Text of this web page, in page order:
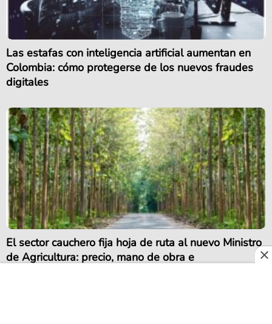
Las estafas con inteligencia artificial aumentan en
Colombia: cómo protegerse de los nuevos fraudes
digitales
El sector cauchero fija hoja de ruta al nuevo Ministro
de Agricultura: precio, mano de obra e